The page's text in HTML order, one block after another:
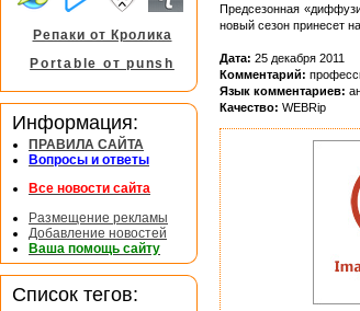
Предсезонная
новый сезон принесет
Дата: 25 декабря 2011
Комментарий:
Язык комментариев:
Качество: WEBRip
Репаки от Кролика
Portable от punsh
Информация:
ПРАВИЛА САЙТА
Вопросы и ответы
Все новости сайта
Размещение рекламы
Добавление новостей
Ваша помощь сайту
Список тегов: